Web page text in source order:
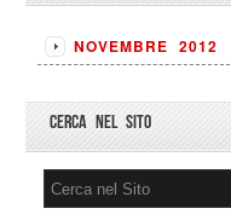
NOVEMBRE 2012
CERCA NEL SITO